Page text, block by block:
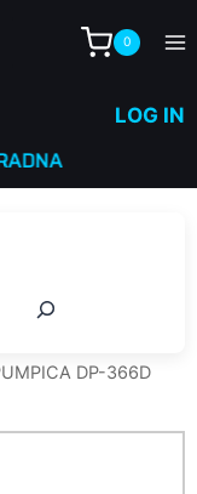
0
LOG IN
DP-366D